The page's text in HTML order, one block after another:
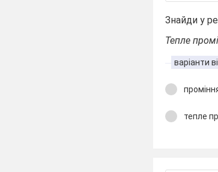
Знайди у
Тепле
варіанти
тепле